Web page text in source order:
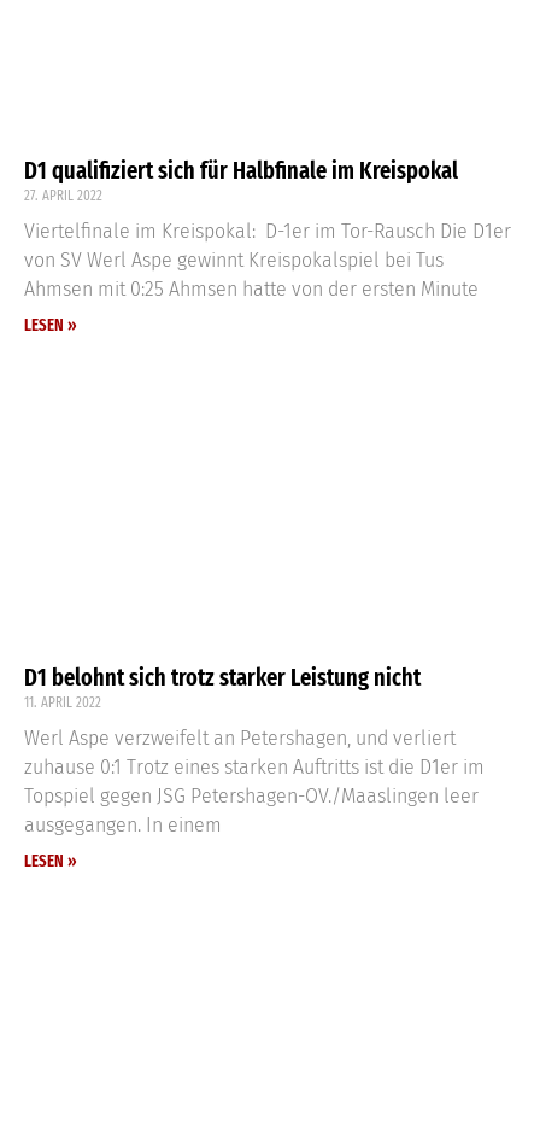
D1 qualifiziert sich für Halbfinale im Kreispokal
27. APRIL 2022
Viertelfinale im Kreispokal: D-1er im Tor-Rausch Die D1er
von SV Werl Aspe gewinnt Kreispokalspiel bei Tus
Ahmsen mit 0:25 Ahmsen hatte von der ersten Minute
LESEN »
D1 belohnt sich trotz starker Leistung nicht
11. APRIL 2022
Werl Aspe verzweifelt an Petershagen, und verliert
zuhause 0:1 Trotz eines starken Auftritts ist die D1er im
Topspiel gegen JSG Petershagen-OV./Maaslingen leer
ausgegangen. In einem
LESEN »